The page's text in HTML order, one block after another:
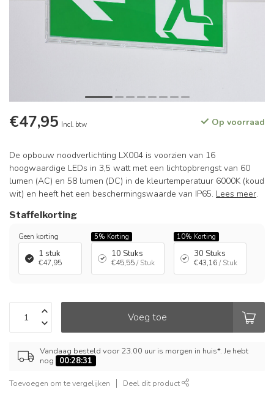
€47,95 Incl. btw Op voorraad
De opbouw noodverlichting LX004 is voorzien van 16
hoogwaardige LEDs in 3,5 watt met een lichtopbrengst van 60
lumen (AC) en 58 lumen (DC) in de kleurtemperatuur 6000K (koud
wit) en heeft het een beschermingswaarde van IP65. Lees meer.
Staffelkorting
Geen korting
1 stuk
€47,95
5% Korting
10 Stuks
€45,55 / Stuk
10% Korting
30 Stuks
€43,16 / Stuk
Voeg toe
Vandaag besteld voor 23.00 uur is morgen in huis*. Je hebt
nog
00:28:31
Toevoegen om te vergelijken Deel dit product